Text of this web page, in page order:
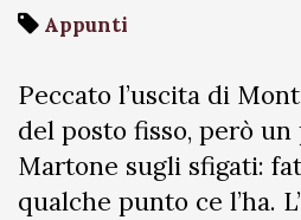
Appunti
Peccato l’uscita di
del posto fisso, però un
Martone sugli sfigati:
qualche punto ce l’ha.